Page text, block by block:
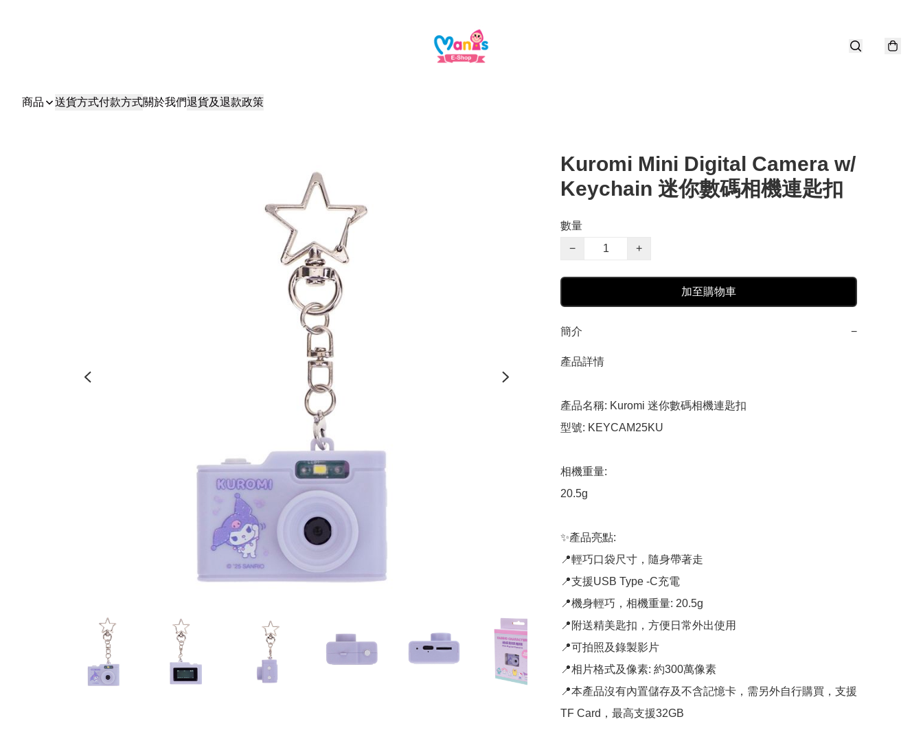
商品 送貨方式付款方式關於我們退貨及退款政策
Kuromi Mini Digital Camera w/
Keychain 迷你數碼相機連匙扣
數量
−
+
加至購物車
簡介 −
產品詳情
產品名稱: Kuromi 迷你數碼相機連匙扣
型號: KEYCAM25KU
相機重量:
20.5g
✨產品亮點:
📍輕巧口袋尺寸，隨身帶著走
📍支援USB Type -C充電
📍機身輕巧，相機重量: 20.5g
📍附送精美匙扣，方便日常外出使用
📍可拍照及錄製影片
📍相片格式及像素: 約300萬像素
📍本產品沒有內置儲存及不含記憶卡，需另外自行購買，支援
TF Card，最高支援32GB